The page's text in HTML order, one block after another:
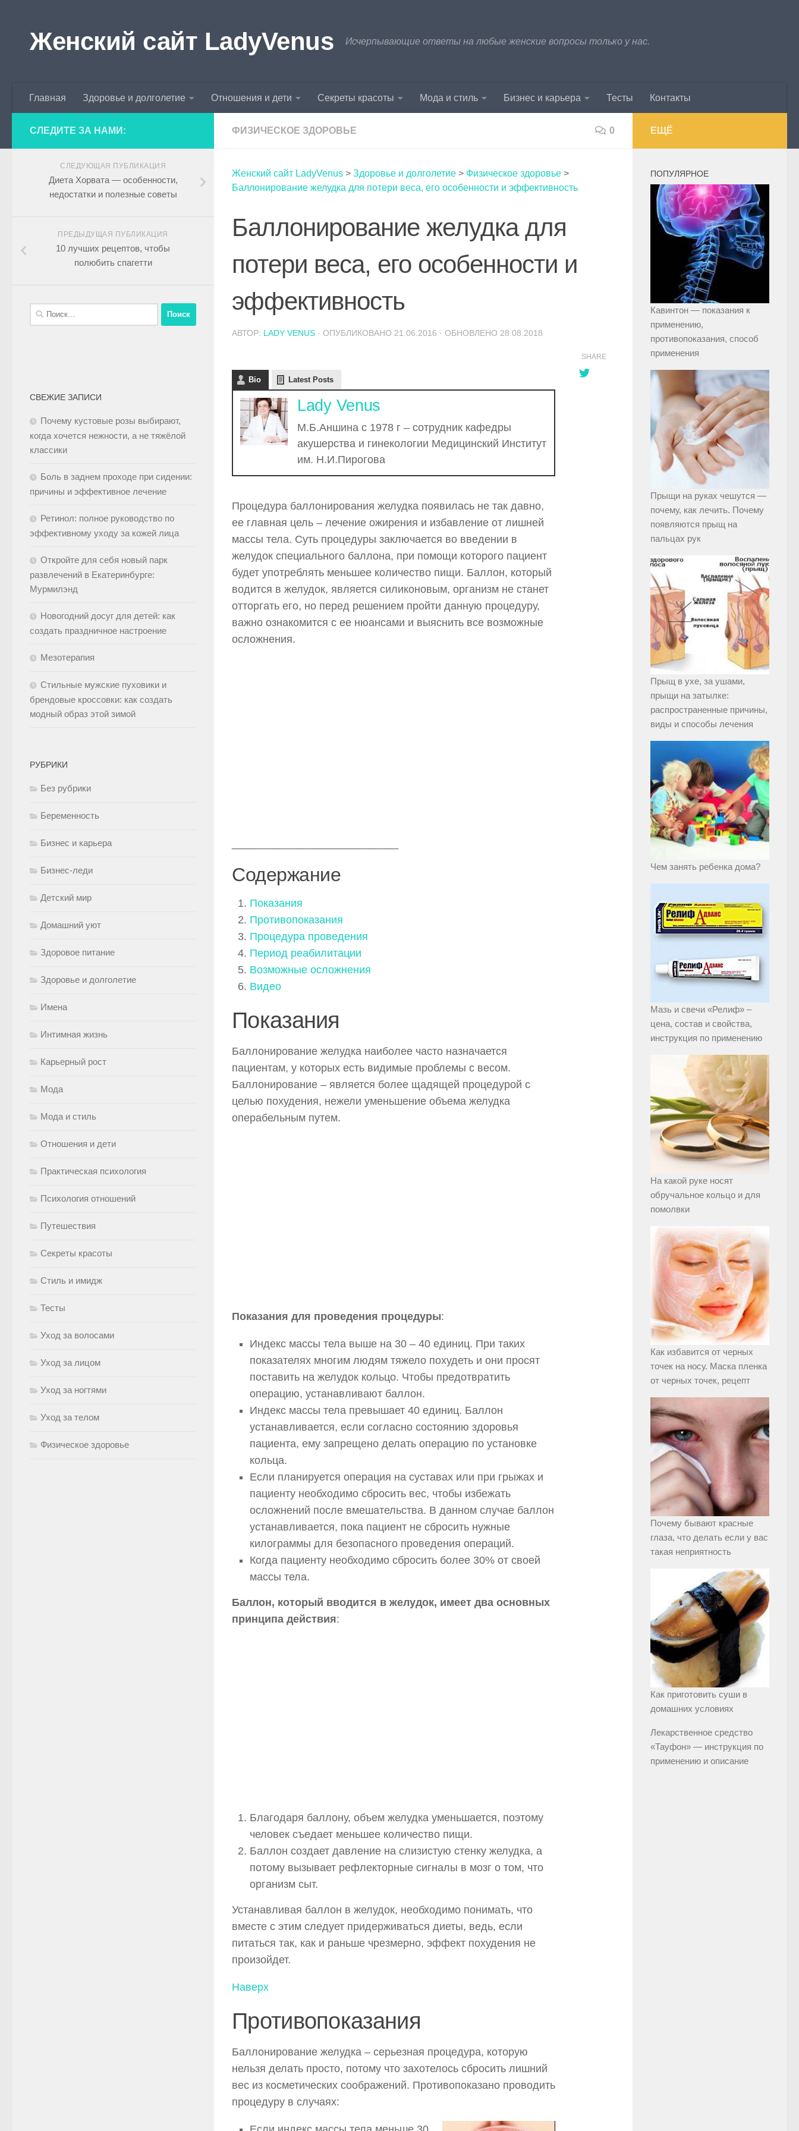
Женский сайт LadyVenus Исчерпывающие ответы на любые женские вопросы только у нас.
Главная Здоровье и долголетие Отношения и дети Секреты красоты Мода и стиль Бизнес и карьера Тесты Контакты
ФИЗИЧЕСКОЕ ЗДОРОВЬЕ 0
Женский сайт LadyVenus > Здоровье и долголетие > Физическое здоровье >
Баллонирование желудка для потери веса, его особенности и эффективность
Баллонирование желудка для
потери веса, его особенности и
эффективность
АВТОР: LADY VENUS · ОПУБЛИКОВАНО 21.06.2016 · ОБНОВЛЕНО 28.08.2018
Bio Latest Posts
Lady Venus
М.Б.Аншина с 1978 г – сотрудник кафедры
акушерства и гинекологии Медицинский Институт
им. Н.И.Пирогова
Процедура баллонирования желудка появилась не так давно,
ее главная цель – лечение ожирения и избавление от лишней
массы тела. Суть процедуры заключается во введении в
желудок специального баллона, при помощи которого пациент
будет употреблять меньшее количество пищи. Баллон, который
водится в желудок, является силиконовым, организм не станет
отторгать его, но перед решением пройти данную процедуру,
важно ознакомится с ее нюансами и выяснить все возможные
осложнения.
Содержание
Показания
Противопоказания
Процедура проведения
Период реабилитации
Возможные осложнения
Видео
Показания
Баллонирование желудка наиболее часто назначается
пациентам, у которых есть видимые проблемы с весом.
Баллонирование – является более щадящей процедурой с
целью похудения, нежели уменьшение объема желудка
операбельным путем.
Показания для проведения процедуры:
Индекс массы тела выше на 30 – 40 единиц. При таких
показателях многим людям тяжело похудеть и они просят
поставить на желудок кольцо. Чтобы предотвратить
операцию, устанавливают баллон.
Индекс массы тела превышает 40 единиц. Баллон
устанавливается, если согласно состоянию здоровья
пациента, ему запрещено делать операцию по установке
кольца.
Если планируется операция на суставах или при грыжах и
пациенту необходимо сбросить вес, чтобы избежать
осложнений после вмешательства. В данном случае баллон
устанавливается, пока пациент не сбросить нужные
килограммы для безопасного проведения операций.
Когда пациенту необходимо сбросить более 30% от своей
массы тела.
Баллон, который вводится в желудок, имеет два основных
принципа действия:
Благодаря баллону, объем желудка уменьшается, поэтому
человек съедает меньшее количество пищи.
Баллон создает давление на слизистую стенку желудка, а
потому вызывает рефлекторные сигналы в мозг о том, что
организм сыт.
Устанавливая баллон в желудок, необходимо понимать, что
вместе с этим следует придерживаться диеты, ведь, если
питаться так, как и раньше чрезмерно, эффект похудения не
произойдет.
Наверх
Противопоказания
Баллонирование желудка – серьезная процедура, которую
нельзя делать просто, потому что захотелось сбросить лишний
вес из косметических соображений. Противопоказано проводить
процедуру в случаях:
SHARE
СЛЕДИТЕ ЗА НАМИ:
СЛЕДУЮЩАЯ ПУБЛИКАЦИЯ
Диета Хорвата — особенности,
недостатки и полезные советы
ПРЕДЫДУЩАЯ ПУБЛИКАЦИЯ
10 лучших рецептов, чтобы
полюбить спагетти
СВЕЖИЕ ЗАПИСИ
Почему кустовые розы выбирают,
когда хочется нежности, а не тяжёлой
классики
Боль в заднем проходе при сидении:
причины и эффективное лечение
Ретинол: полное руководство по
эффективному уходу за кожей лица
Откройте для себя новый парк
развлечений в Екатеринбурге:
Мурмилэнд
Новогодний досуг для детей: как
создать праздничное настроение
Мезотерапия
Стильные мужские пуховики и
брендовые кроссовки: как создать
модный образ этой зимой
РУБРИКИ
Без рубрики
Беременность
Бизнес и карьера
Бизнес-леди
Детский мир
Домашний уют
Здоровое питание
Здоровье и долголетие
Имена
Интимная жизнь
Карьерный рост
Мода
Мода и стиль
Отношения и дети
Практическая психология
Психология отношений
Путешествия
Секреты красоты
Стиль и имидж
Тесты
Уход за волосами
Уход за лицом
Уход за ногтями
Уход за телом
Физическое здоровье
ЕЩЁ
ПОПУЛЯРНОЕ
Кавинтон — показания к
применению,
противопоказания, способ
применения
Прыщи на руках чешутся —
почему, как лечить. Почему
появляются прыщ на
пальцах рук
Прыщ в ухе, за ушами,
прыщи на затылке:
распространенные причины,
виды и способы лечения
Чем занять ребенка дома?
Мазь и свечи «Релиф» –
цена, состав и свойства,
инструкция по применению
На какой руке носят
обручальное кольцо и для
помолвки
Как избавится от черных
точек на носу. Маска пленка
от черных точек, рецепт
Почему бывают красные
глаза, что делать если у вас
такая неприятность
Как приготовить суши в
домашних условиях
Лекарственное средство
«Тауфон» — инструкция по
применению и описание